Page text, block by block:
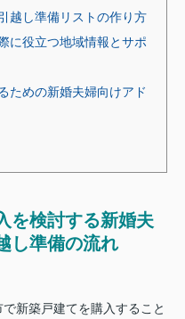
越し準備リストの作り方
に役立つ地域情報とサポ
ための新婚夫婦向けアド
を検討する新婚夫
し準備の流れ
新築戸建てを購入すること